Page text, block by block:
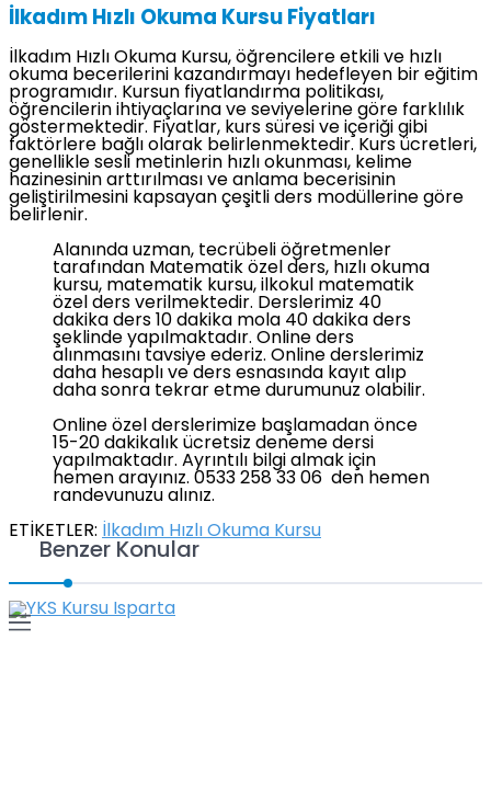
İlkadım Hızlı Okuma Kursu Fiyatları
İlkadım Hızlı Okuma Kursu, öğrencilere etkili ve hızlı
okuma becerilerini kazandırmayı hedefleyen bir eğitim
programıdır. Kursun fiyatlandırma politikası,
öğrencilerin ihtiyaçlarına ve seviyelerine göre farklılık
göstermektedir. Fiyatlar, kurs süresi ve içeriği gibi
faktörlere bağlı olarak belirlenmektedir. Kurs ücretleri,
genellikle sesli metinlerin hızlı okunması, kelime
hazinesinin arttırılması ve anlama becerisinin
geliştirilmesini kapsayan çeşitli ders modüllerine göre
belirlenir.
Alanında uzman, tecrübeli öğretmenler
tarafından Matematik özel ders, hızlı okuma
kursu, matematik kursu, ilkokul matematik
özel ders verilmektedir. Derslerimiz 40
dakika ders 10 dakika mola 40 dakika ders
şeklinde yapılmaktadır. Online ders
alınmasını tavsiye ederiz. Online derslerimiz
daha hesaplı ve ders esnasında kayıt alıp
daha sonra tekrar etme durumunuz olabilir.
Online özel derslerimize başlamadan önce
15-20 dakikalık ücretsiz deneme dersi
yapılmaktadır. Ayrıntılı bilgi almak için
hemen arayınız. 0533 258 33 06 den hemen
randevunuzu alınız.
ETİKETLER: İlkadım Hızlı Okuma Kursu
Benzer Konular